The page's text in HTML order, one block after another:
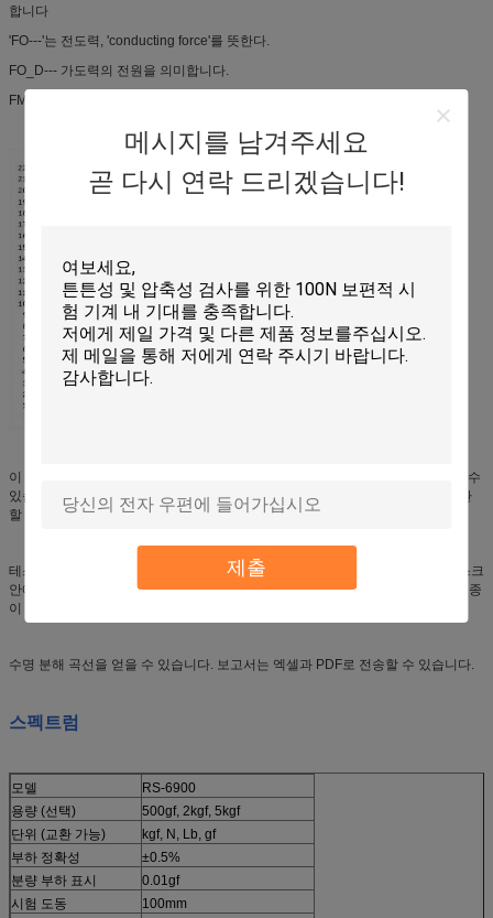
메시지를 남겨주세요
곧 다시 연락 드리겠습니다!
제출
합니다
'FO---'는 전도력, 'conducting force'를 뜻한다.
FO_D--- 가도력의 전원을 의미합니다.
FMAX--- 최대 힘 (금속 돔에 사용)
이 세 가지 운영 인터페이스의 단순화 된 형태, 전통적인 형태 및 영어로 전환 할 수
있습니다. 그들은 글로벌 고객에 의해 사용됩니다. N, Lb, gf, kgf는 자유롭게 전환
할 수 있습니다.
테스트 방법은 자유롭게 설정, 저장, 조정, 수정 할 수 있습니다. 결과는 하드 디스크
안에 저장되어야 합니다. 그것은 데이터를 인쇄 할 수 있습니다.곡선을 직접 (A4 종
이 한 조각은 곡선 그림의 표시된 N 조각을 저장할 수 있습니다).
수명 분해 곡선을 얻을 수 있습니다. 보고서는 엑셀과 PDF로 전송할 수 있습니다.
스펙트럼
모델
RS-6900
용량 (선택)
500gf, 2kgf, 5kgf
단위 (교환 가능)
kgf, N, Lb, gf
부하 정확성
±0.5%
분량 부하 표시
0.01gf
시험 도동
100mm